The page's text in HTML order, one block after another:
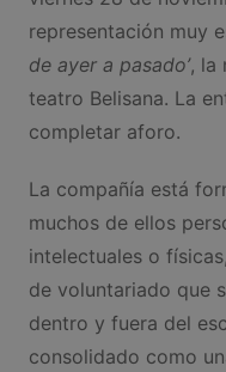
representación muy
de ayer a pasado’, la
teatro Belisana. La
completar aforo.
La compañía está
muchos de ellos
intelectuales o
de voluntariado que
dentro y fuera del
consolidado como